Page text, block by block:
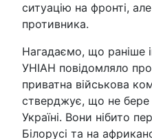
ситуацію на фронті,
противника.
Нагадаємо, що раніше
УНІАН повідомляло
приватна військова
стверджує, що не бере
Україні. Вони нібито
Білорусі та на